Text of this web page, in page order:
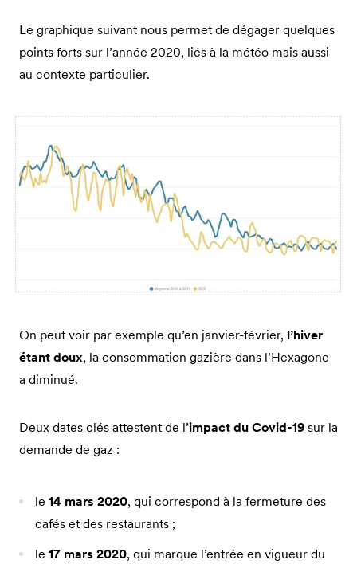
Le graphique suivant nous permet de dégager quelques
points forts sur l’année 2020, liés à la météo mais aussi
au contexte particulier.
On peut voir par exemple qu’en janvier-février, l’hiver
étant doux, la consommation gazière dans l’Hexagone
a diminué.
Deux dates clés attestent de l’impact du Covid-19 sur la
demande de gaz :
le 14 mars 2020, qui correspond à la fermeture des
cafés et des restaurants ;
le 17 mars 2020, qui marque l’entrée en vigueur du